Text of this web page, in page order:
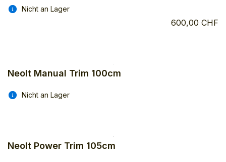
Nicht an Lager
600,00 CHF
Neolt Manual Trim 100cm
Nicht an Lager
Neolt Power Trim 105cm